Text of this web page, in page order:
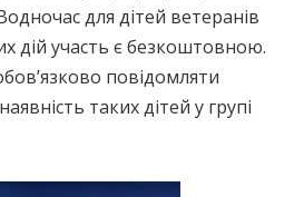
для дітей ветеранів
дій участь є безкоштовною.
повідомляти
таких дітей у групі